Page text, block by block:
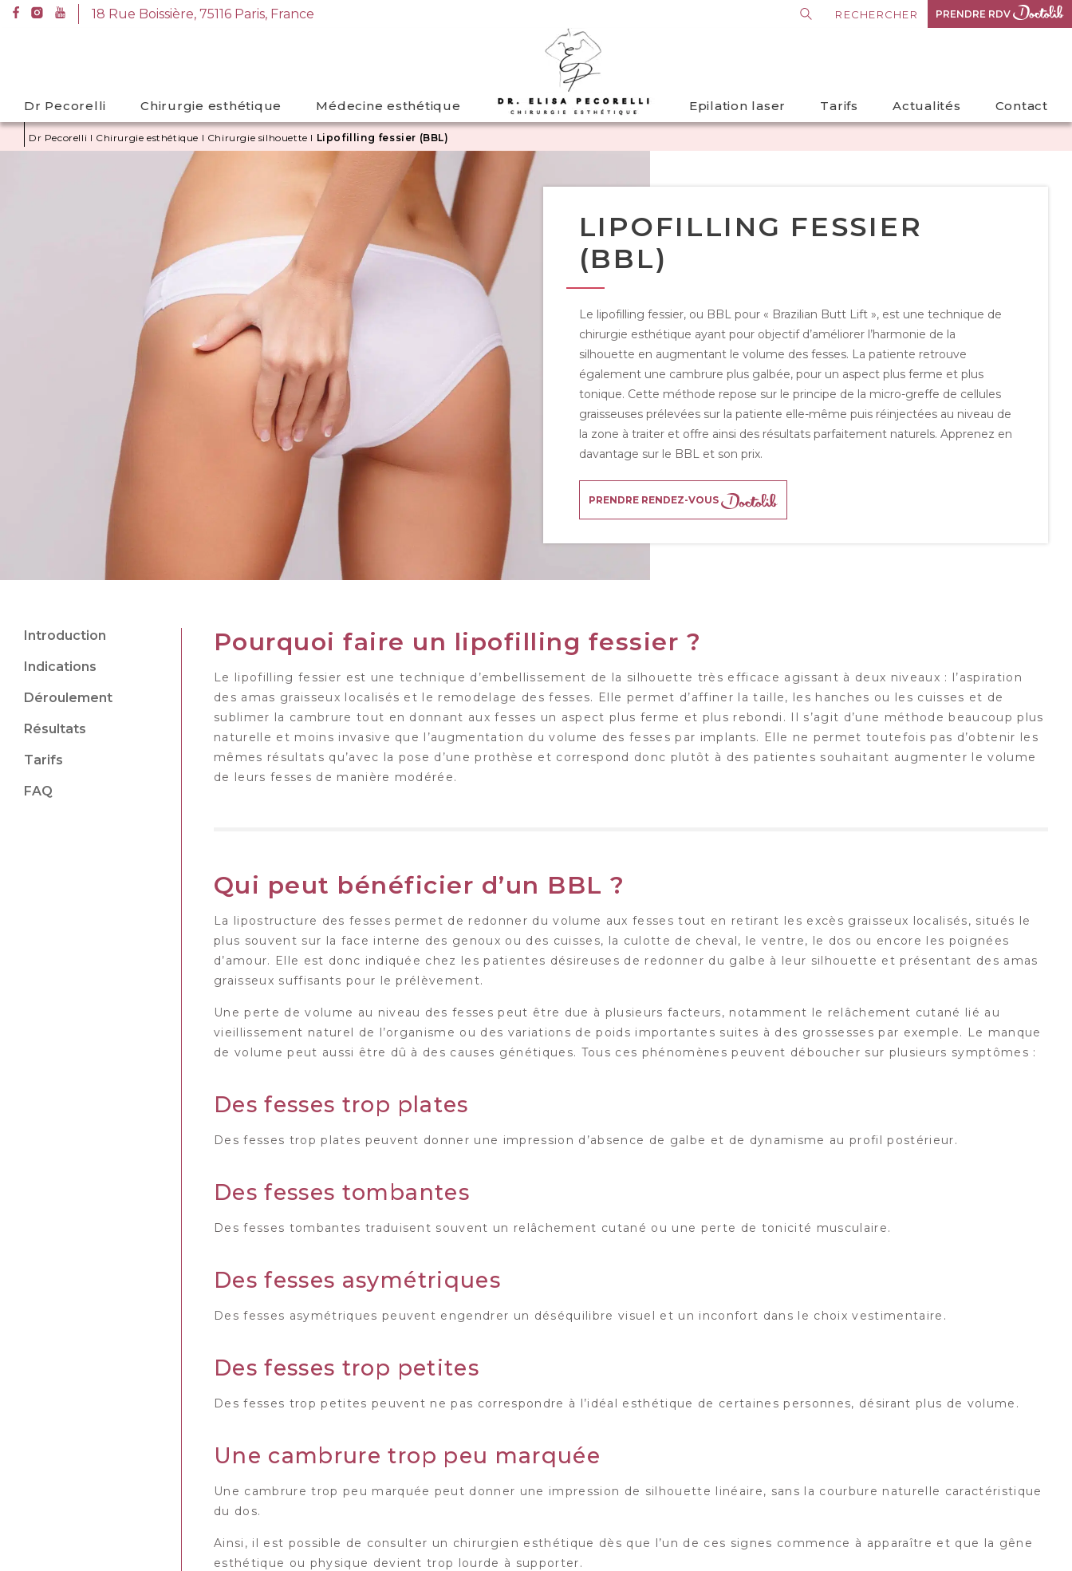
i
r
18 Rue Boissière, 75116 Paris, France
PRENDRE RDV
Dr Pecorelli Chirurgie esthétique Médecine esthétique Epilation laser Tarifs Actualités Contact
Dr Pecorelli I Chirurgie esthétique I Chirurgie silhouette I Lipofilling fessier (BBL)
LIPOFILLING FESSIER
(BBL)
Le lipofilling fessier, ou BBL pour « Brazilian Butt Lift », est une technique de
chirurgie esthétique ayant pour objectif d’améliorer l’harmonie de la
silhouette en augmentant le volume des fesses. La patiente retrouve
également une cambrure plus galbée, pour un aspect plus ferme et plus
tonique. Cette méthode repose sur le principe de la micro-greffe de cellules
graisseuses prélevées sur la patiente elle-même puis réinjectées au niveau de
la zone à traiter et offre ainsi des résultats parfaitement naturels. Apprenez en
davantage sur le BBL et son prix.
PRENDRE RENDEZ-VOUS
Introduction
Indications
Déroulement
Résultats
Tarifs
FAQ
Pourquoi faire un lipofilling fessier ?
Le lipofilling fessier est une technique d’embellissement de la silhouette très efficace agissant à deux niveaux : l’aspiration
des amas graisseux localisés et le remodelage des fesses. Elle permet d’affiner la taille, les hanches ou les cuisses et de
sublimer la cambrure tout en donnant aux fesses un aspect plus ferme et plus rebondi. Il s’agit d’une méthode beaucoup plus
naturelle et moins invasive que l’augmentation du volume des fesses par implants. Elle ne permet toutefois pas d’obtenir les
mêmes résultats qu’avec la pose d’une prothèse et correspond donc plutôt à des patientes souhaitant augmenter le volume
de leurs fesses de manière modérée.
Qui peut bénéficier d’un BBL ?
La lipostructure des fesses permet de redonner du volume aux fesses tout en retirant les excès graisseux localisés, situés le
plus souvent sur la face interne des genoux ou des cuisses, la culotte de cheval, le ventre, le dos ou encore les poignées
d’amour. Elle est donc indiquée chez les patientes désireuses de redonner du galbe à leur silhouette et présentant des amas
graisseux suffisants pour le prélèvement.
Une perte de volume au niveau des fesses peut être due à plusieurs facteurs, notamment le relâchement cutané lié au
vieillissement naturel de l’organisme ou des variations de poids importantes suites à des grossesses par exemple. Le manque
de volume peut aussi être dû à des causes génétiques. Tous ces phénomènes peuvent déboucher sur plusieurs symptômes :
Des fesses trop plates
Des fesses trop plates peuvent donner une impression d’absence de galbe et de dynamisme au profil postérieur.
Des fesses tombantes
Des fesses tombantes traduisent souvent un relâchement cutané ou une perte de tonicité musculaire.
Des fesses asymétriques
Des fesses asymétriques peuvent engendrer un déséquilibre visuel et un inconfort dans le choix vestimentaire.
Des fesses trop petites
Des fesses trop petites peuvent ne pas correspondre à l’idéal esthétique de certaines personnes, désirant plus de volume.
Une cambrure trop peu marquée
Une cambrure trop peu marquée peut donner une impression de silhouette linéaire, sans la courbure naturelle caractéristique
du dos.
Ainsi, il est possible de consulter un chirurgien esthétique dès que l’un de ces signes commence à apparaître et que la gêne
esthétique ou physique devient trop lourde à supporter.